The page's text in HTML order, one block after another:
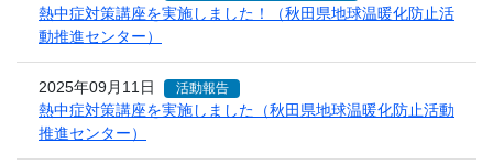
熱中症対策講座を実施しました！（秋田県地球温暖化防止活
動推進センター）
2025年09月11日 活動報告
熱中症対策講座を実施しました（秋田県地球温暖化防止活動
推進センター）